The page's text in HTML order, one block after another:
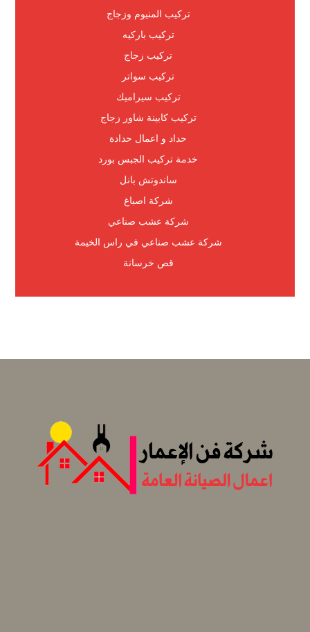
تركيب المنيوم وزجاج
تركيب باركيه
تركيب زجاج
تركيب سواتر
تركيب سيراميك
تركيب كابينة شاور زجاج
حداد و اعمال حدادة
خدمة تركيب الجبس بورد
ساندوتش بانل
شركة اصباغ
شركة عشب صناعي
شركة عشب صناعي في راس الخيمة
قص خرسانة